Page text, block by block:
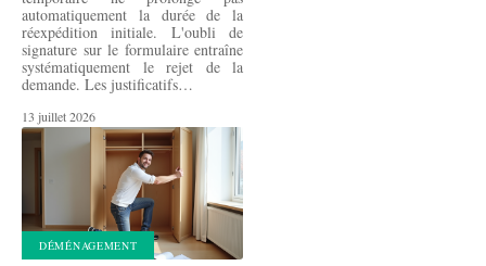
automatiquement la durée de la
réexpédition initiale. L'oubli de
signature sur le formulaire entraîne
systématiquement le rejet de la
demande. Les justificatifs…
13 juillet 2026
DÉMÉNAGEMENT